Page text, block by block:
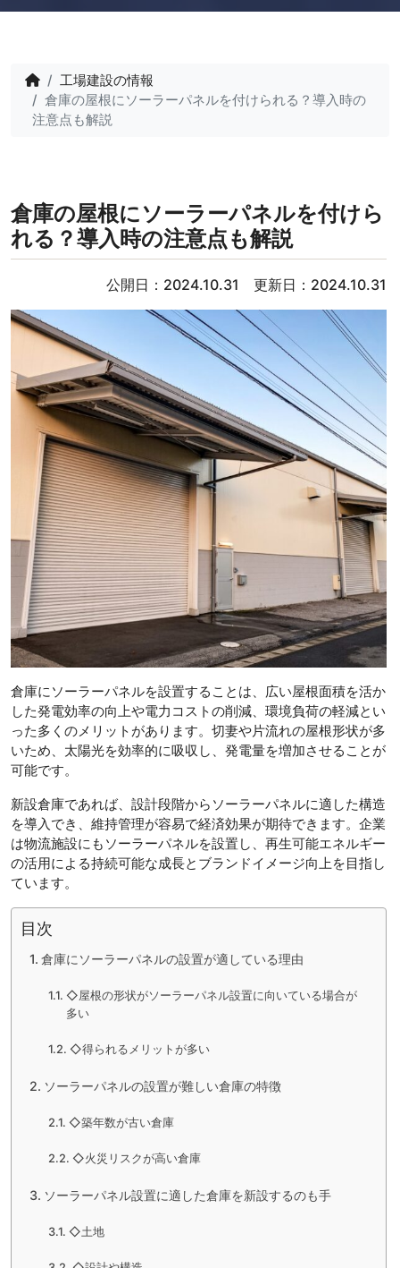
工場建設の情報
倉庫の屋根にソーラーパネルを付けられる？導入時の
注意点も解説
倉庫の屋根にソーラーパネルを付けら
れる？導入時の注意点も解説
公開日：2024.10.31 更新日：2024.10.31
倉庫にソーラーパネルを設置することは、広い屋根面積を活か
した発電効率の向上や電力コストの削減、環境負荷の軽減とい
った多くのメリットがあります。切妻や片流れの屋根形状が多
いため、太陽光を効率的に吸収し、発電量を増加させることが
可能です。
新設倉庫であれば、設計段階からソーラーパネルに適した構造
を導入でき、維持管理が容易で経済効果が期待できます。企業
は物流施設にもソーラーパネルを設置し、再生可能エネルギー
の活用による持続可能な成長とブランドイメージ向上を目指し
ています。
目次
倉庫にソーラーパネルの設置が適している理由
◇屋根の形状がソーラーパネル設置に向いている場合が
多い
◇得られるメリットが多い
ソーラーパネルの設置が難しい倉庫の特徴
◇築年数が古い倉庫
◇火災リスクが高い倉庫
ソーラーパネル設置に適した倉庫を新設するのも手
◇土地